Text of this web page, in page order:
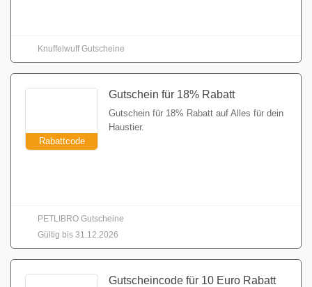
Knuffelwuff Gutscheine
Rabattcode
Gutschein für 18% Rabatt
Gutschein für 18% Rabatt auf Alles für dein
Haustier.
PETLIBRO Gutscheine
Gültig bis 31.12.2026
Gutscheincode für 10 Euro Rabatt